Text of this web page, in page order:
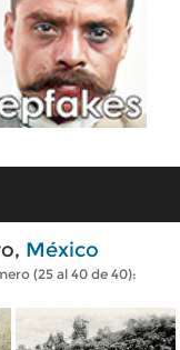
México
(25 al 40 de 40):